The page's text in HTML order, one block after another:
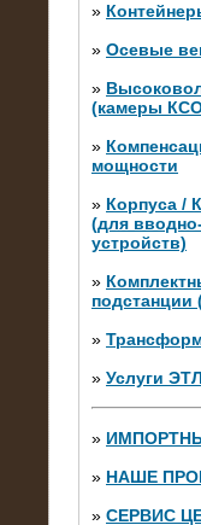
»
» Осевые
»
(камеры
»
мощности
» Корпуса /
(для
устройств)
»
подстанции
»
» Услуги
»
» НАШЕ
» СЕРВИС
10 кВ
28.02.2015
штуки)